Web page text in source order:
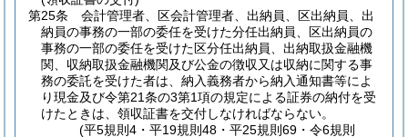
第25条
会計管理者、区会計管理者、出納員、区出納員、出
納員の事務の一部の委任を受けた分任出納員、区出納員の
事務の一部の委任を受けた区分任出納員、出納取扱金融機
関、収納取扱金融機関及び公金の徴収又は収納に関する事
務の委託を受けた者は、納入義務者から納入通知書等によ
り現金及び令第21条の3第1項の規定による証券の納付を受
けたときは、領収証書を交付しなければならない。
(平5規則4・平19規則48・平25規則69・令6規則